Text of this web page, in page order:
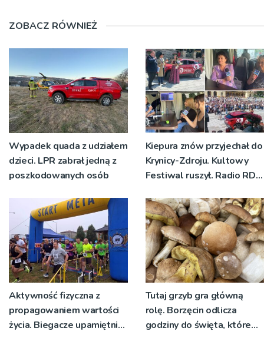
ZOBACZ RÓWNIEŻ
Wypadek quada z udziałem
dzieci. LPR zabrał jedną z
poszkodowanych osób
Kiepura znów przyjechał do
Krynicy-Zdroju. Kultowy
Festiwal ruszył. Radio RDN
żywo [ZDJĘCIA]
Aktywność fizyczna z
propagowaniem wartości
życia. Biegacze upamiętnili
Tutaj grzyb gra główną
rolę. Borzęcin odlicza
godziny do święta, które